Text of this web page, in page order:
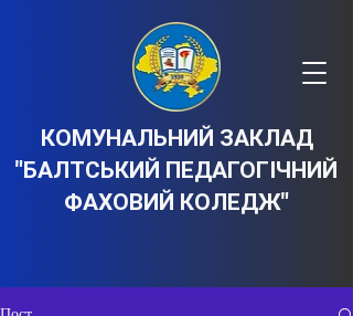
КОМУНАЛЬНИЙ ЗАКЛАД
"БАЛТСЬКИЙ ПЕДАГОГІЧНИЙ
ФАХОВИЙ КОЛЕДЖ"